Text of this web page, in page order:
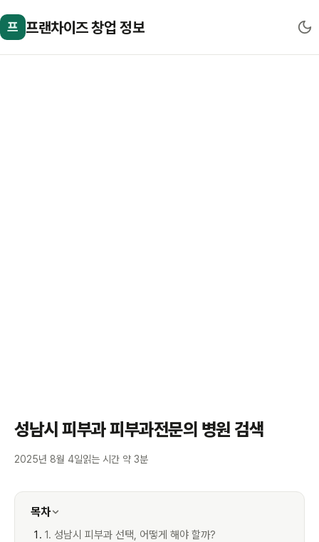
프 프랜차이즈 창업 정보
성남시 피부과 피부과전문의 병원 검색
2025년 8월 4일읽는 시간 약 3분
목차
1. 성남시 피부과 선택, 어떻게 해야 할까?